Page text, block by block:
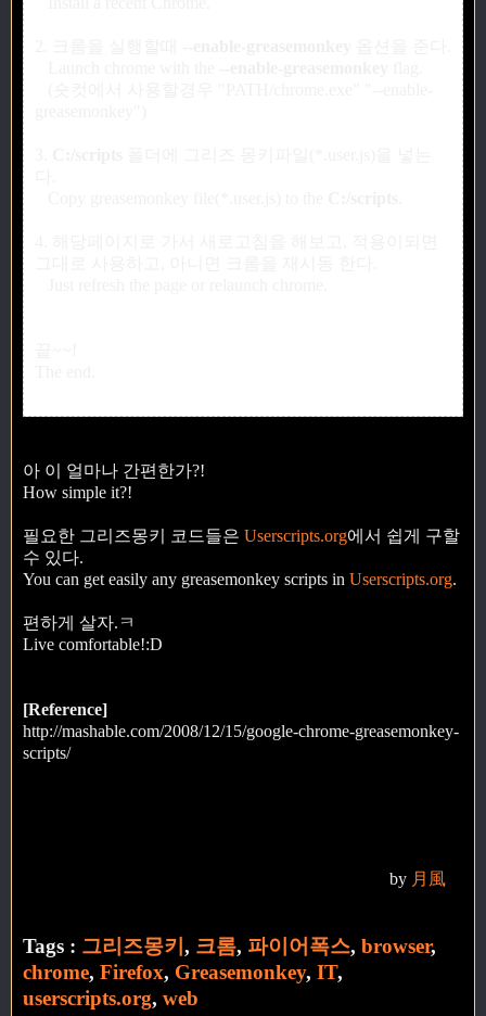
아 이 얼마나 간편한가?!
How simple it?!
필요한 그리즈몽키 코드들은 Userscripts.org에서 쉽게 구할
수 있다.
You can get easily any greasemonkey scripts in Userscripts.org.
편하게 살자.ㅋ
Live comfortable!:D
[Reference]
http://mashable.com/2008/12/15/google-chrome-greasemonkey-
scripts/
by 月風
Tags : 그리즈몽키 , 크롬, 파이어폭스, browser,
chrome, Firefox, Greasemonkey, IT,
userscripts.org, web